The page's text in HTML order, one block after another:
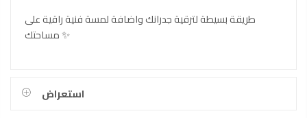
طريقة بسيطة لترقية جدرانك واضافة لمسة فنية راقية على
مساحتك ✨
استعراض